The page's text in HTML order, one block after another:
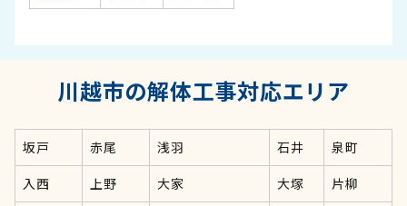
川越市の解体工事対応エリア
坂戸 赤尾 浅羽 石井
泉町
入西
上野 大家 大塚
片柳